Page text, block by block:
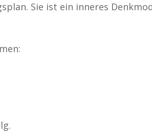
Sie ist ein inneres